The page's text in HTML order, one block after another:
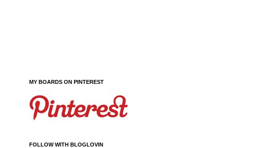
MY BOARDS ON PINTEREST
FOLLOW WITH BLOGLOVIN